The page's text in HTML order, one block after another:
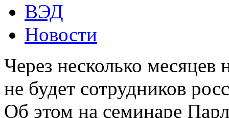
ВЭД
Новости
Через несколько месяцев
не будет сотрудников
Об этом на семинаре